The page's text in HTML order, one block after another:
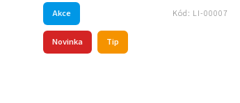
Akce
Novinka Tip
Kód: LI-00007